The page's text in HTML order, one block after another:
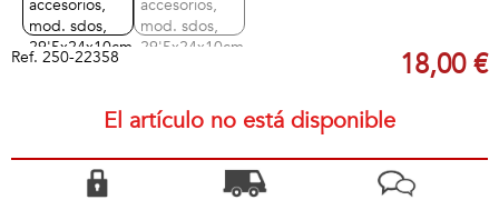
Ref. 250-22358 18,00 €
El artículo no está disponible